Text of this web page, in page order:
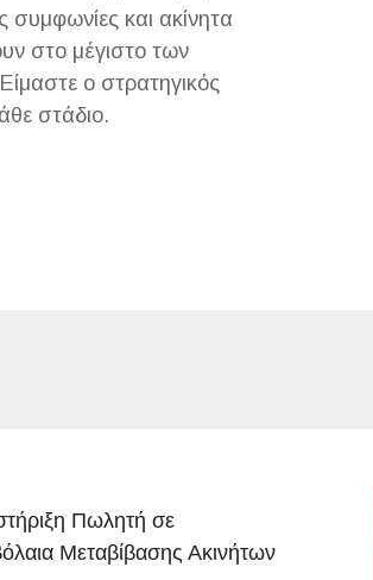
συμφωνίες και ακίνητα
στο μέγιστο των
ο στρατηγικός
στάδιο.
Πωλητή σε
Μεταβίβασης Ακινήτων